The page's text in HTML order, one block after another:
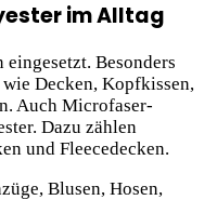
im Alltag
Besonders
Decken, Kopfkissen,
Auch Microfaser-
Dazu zählen
und Fleecedecken.
Blusen, Hosen,